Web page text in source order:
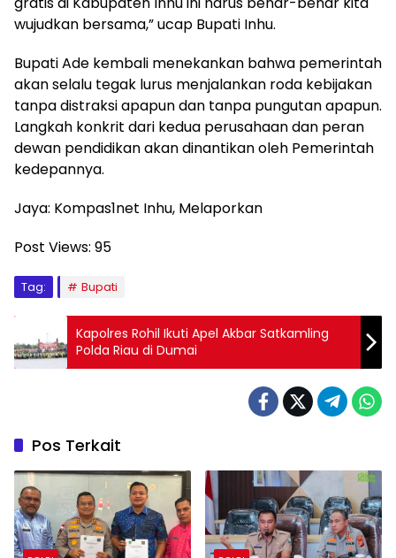
wujudkan bersama,” ucap Bupati Inhu.
Bupati Ade kembali menekankan bahwa pemerintah
akan selalu tegak lurus menjalankan roda kebijakan
tanpa distraksi apapun dan tanpa pungutan apapun.
Langkah konkrit dari kedua perusahaan dan peran
dewan pendidikan akan dinantikan oleh Pemerintah
kedepannya.
Jaya: Kompas1net Inhu, Melaporkan
Post Views: 95
Tag: Bupati
Kapolres Rohil Ikuti Apel Akbar Satkamling
Polda Riau di Dumai
Pos Terkait